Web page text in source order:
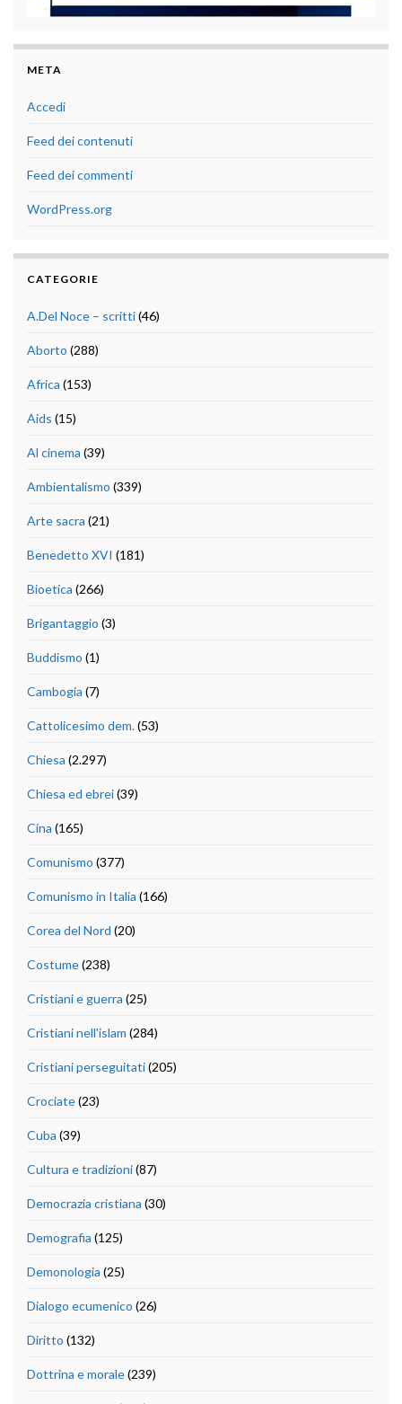
META
Accedi
Feed dei contenuti
Feed dei commenti
WordPress.org
CATEGORIE
A.Del Noce – scritti(46)
Aborto (288)
Africa (153)
Aids (15)
Al cinema (39)
Ambientalismo (339)
Arte sacra (21)
Benedetto XVI (181)
Bioetica (266)
Brigantaggio (3)
Buddismo (1)
Cambogia (7)
Cattolicesimo dem.(53)
Chiesa (2.297)
Chiesa ed ebrei(39)
Cina (165)
Comunismo (377)
Comunismo in Italia (166)
Corea del Nord (20)
Costume(238)
Cristiani e guerra (25)
Cristiani nell'islam (284)
Cristiani perseguitati(205)
Crociate(23)
Cuba (39)
Cultura e tradizioni(87)
Democrazia cristiana (30)
Demografia (125)
Demonologia (25)
Dialogo ecumenico (26)
Diritto (132)
Dottrina e morale(239)